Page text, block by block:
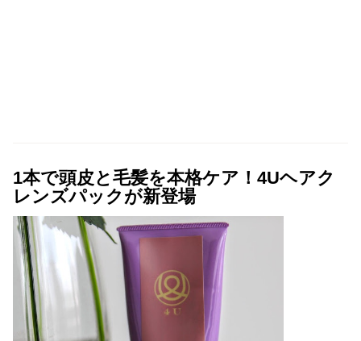
1本で頭皮と毛髪を本格ケア！4Uヘアク
レンズパックが新登場